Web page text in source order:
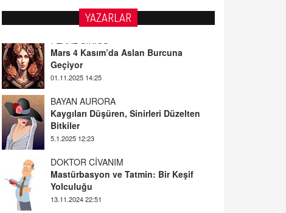
YAZARLAR
PEARL SİRİUS
Mars 4 Kasım’da Aslan Burcuna
01.11.2025 14:25
BAYAN AURORA
Bitkiler
5.1.2025 12:23
DOKTOR CİVANIM
Yolculuğu
13.11.2024 22:51
ALİ EFENDİ